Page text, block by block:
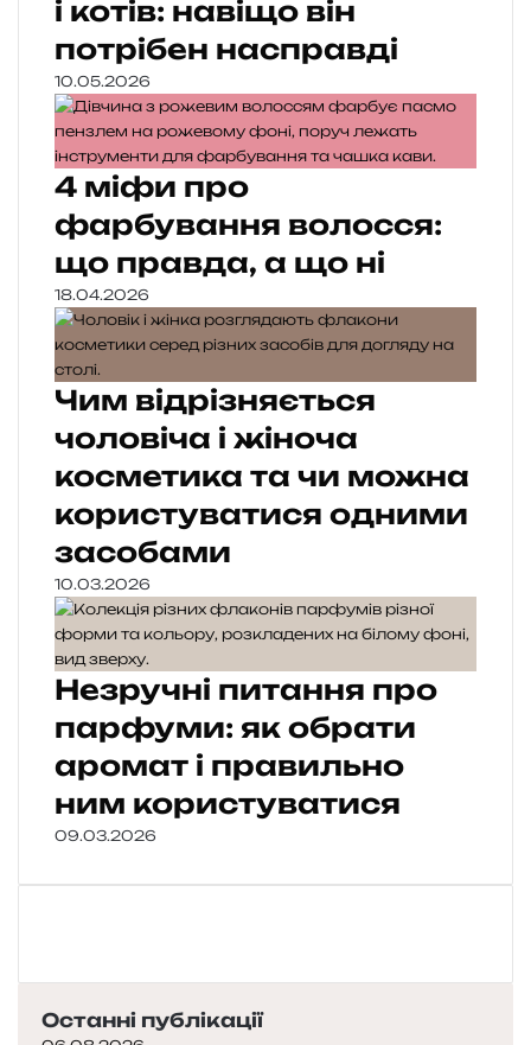
і котів: навіщо він
потрібен насправді
10.05.2026
4 міфи про
фарбування волосся:
що правда, а що ні
18.04.2026
Чим відрізняється
чоловіча і жіноча
косметика та чи можна
користуватися одними
засобами
10.03.2026
Незручні питання про
парфуми: як обрати
аромат і правильно
ним користуватися
09.03.2026
Останні публікації